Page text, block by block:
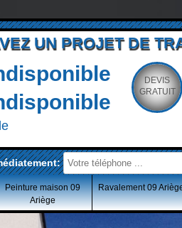
UN PROJET DE
DEVIS
GRATUIT
Peinture maison 09
Ariège
Ravalement 09